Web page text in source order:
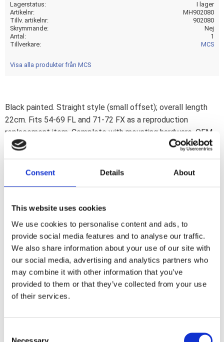
Consent Details About
This website uses cookies
We use cookies to personalise content and ads, to
provide social media features and to analyse our traffic.
We also share information about your use of our site with
our social media, advertising and analytics partners who
may combine it with other information that you’ve
provided to them or that they’ve collected from your use
of their services.
Necessary
Lagerstatus
I lager
Artikelnr
MH902080
Tillv. artikelnr
902080
Skrymmande
Nej
Antal
1
Tillverkare
MCS
Visa alla produkter från MCS
Black painted. Straight style (small offset); overall length
22cm. Fits 54-69 FL and 71-72 FX as a reproduction
replacement item. Complete with mounting hardware. OEM
replacement reference 33068-54. Note: Small offset may
Dela med dig
F
a
c
e
b
o
o
k
Omdömen
Du